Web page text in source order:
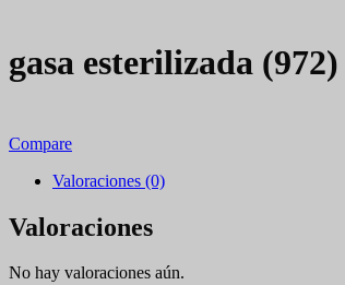
gasa esterilizada (972)
Compare
Valoraciones (0)
Valoraciones
No hay valoraciones aún.